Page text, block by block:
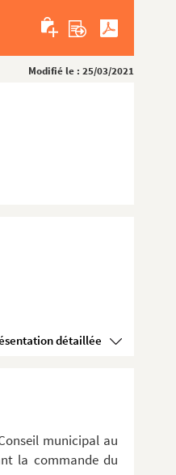
Modifié le : 25/03/2021
Voir la présentation détaillée
municipal au
la commande du